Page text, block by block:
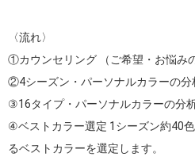
〈流れ〉
①カウンセリング （ご希望・お悩み
②4シーズン・パーソナルカラーの分
③16タイプ・パーソナルカラーの分
④ベストカラー選定 1シーズン約40
るベストカラーを選定します。